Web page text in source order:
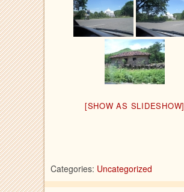
[SHOW AS SLIDESHOW]
Categories: Uncategorized